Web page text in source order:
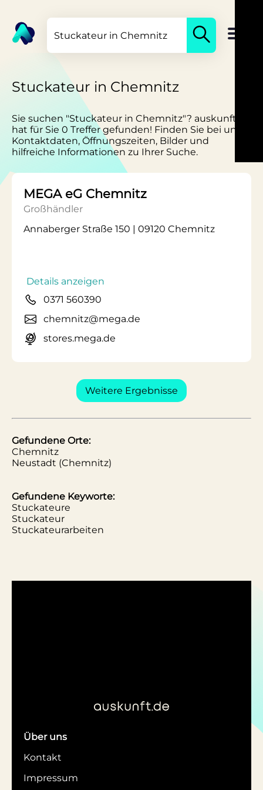
Stuckateur in Chemnitz
Sie suchen "Stuckateur in Chemnitz"? auskunft.de
hat für Sie 0 Treffer gefunden! Finden Sie bei uns
Kontaktdaten, Öffnungszeiten, Bilder und
hilfreiche Informationen zu Ihrer Suche.
MEGA eG Chemnitz
Großhändler
Annaberger Straße 150 | 09120 Chemnitz
Details anzeigen
0371 560390
chemnitz@mega.de
stores.mega.de
Weitere Ergebnisse
Gefundene Orte:
Chemnitz
Neustadt (Chemnitz)
Gefundene Keyworte:
Stuckateure
Stuckateur
Stuckateurarbeiten
Über uns
Kontakt
Impressum